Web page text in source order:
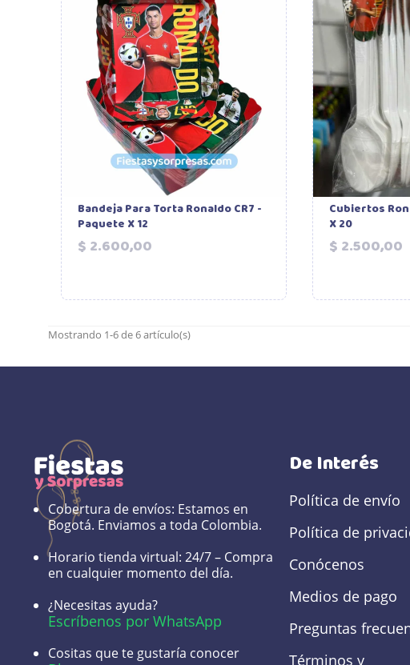
Bandeja Para Torta Ronaldo CR7 -
Paquete X 12
$ 2.600,00
Cubiertos
X 20
$ 2.500,00
Mostrando 1-6 de 6 artículo(s)
Cobertura de envíos: Estamos en
Bogotá. Enviamos a toda Colombia.
Horario tienda virtual: 24/7 – Compra
en cualquier momento del día.
¿Necesitas ayuda?
Escríbenos por WhatsApp
Cositas que te gustaría conocer
De Interés
Política de envío
Política de
Conócenos
Medios de pago
Preguntas
Términos y